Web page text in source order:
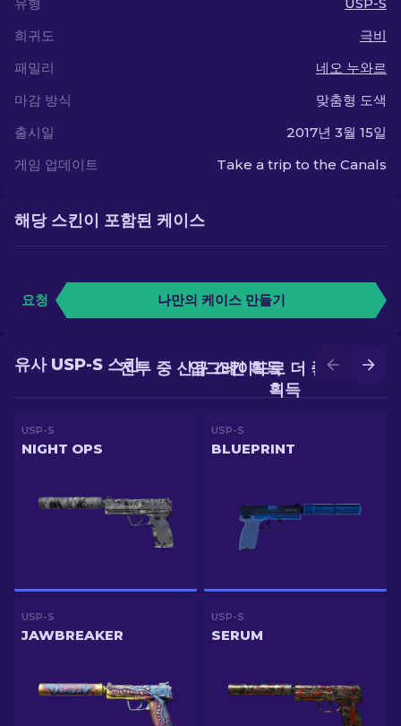
희귀도
극비
패밀리
네오 누와르
마감 방식
맞춤형 도색
출시일
2017년 3월 15일
게임 업데이트
Take a trip to the Canals
해당 스킨이 포함된 케이스
요청 나만의 케이스 만들기
업그레이드로 더 좋은 스킨
획득
전투 중 신규 스킨 획득
유사 USP-S 스킨
USP-S
NIGHT OPS
USP-S
BLUEPRINT
USP-S
JAWBREAKER
USP-S
SERUM